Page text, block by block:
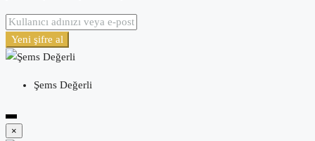
Yeni şifre al
Şems Değerli
×